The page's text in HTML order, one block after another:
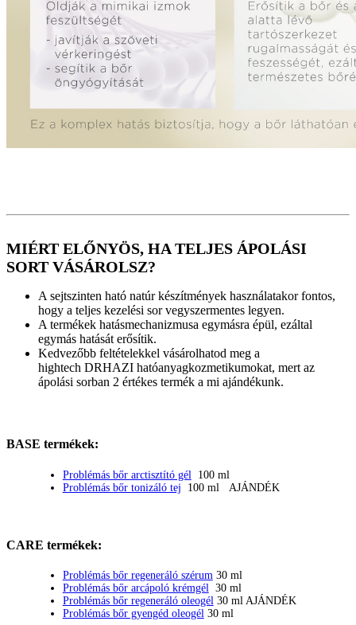
MIÉRT ELŐNYÖS, HA TELJES ÁPOLÁSI
SORT VÁSÁROLSZ?
A sejtszinten ható natúr készítmények használatakor fontos,
hogy a teljes kezelési sor vegyszermentes legyen.
A termékek hatásmechanizmusa egymásra épül, ezáltal
egymás hatását erősítik.
Kedvezőbb feltételekkel vásárolhatod meg a
hightech DRHAZI hatóanyagkozmetikumokat, mert az
ápolási sorban 2 értékes termék a mi ajándékunk.
BASE termékek:
Problémás bőr arctisztító gél 100 ml
Problémás bőr tonizáló tej 100 ml AJÁNDÉK
CARE termékek:
Problémás bőr regeneráló szérum30 ml
Problémás bőr arcápoló krémgél30 ml
Problémás bőr regeneráló oleogél30 ml AJÁNDÉK
Problémás bőr gyengéd oleogél 30 ml